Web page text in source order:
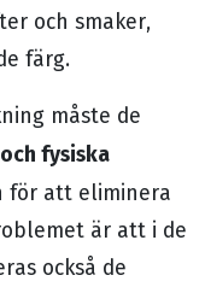
och smaker,
färg.
måste de
fysiska
för att eliminera
är att i de
också de